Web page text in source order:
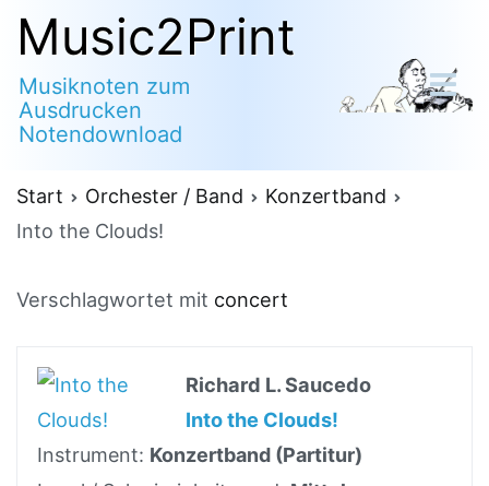
Zum
Inhalt
springen
Music2Print
Musiknoten zum
Ausdrucken
Notendownload
Start Orchester / Band
Konzertband
Into the Clouds!
Verschlagwortet mit concert
Richard L. Saucedo
Into the Clouds!
Instrument: Konzertband (Partitur)